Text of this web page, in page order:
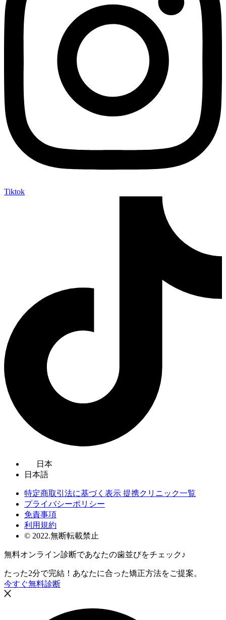
Tiktok
日本
日本語
特定商取引法に基づく表示 提携クリニック一覧
プライバシーポリシー
免責事項
利用規約
© 2022.無断転載禁止
無料オンライン診断であなたの歯並びをチェック♪
たった2分で完結！あなたに合った矯正方法をご提案。
今すぐ無料診断